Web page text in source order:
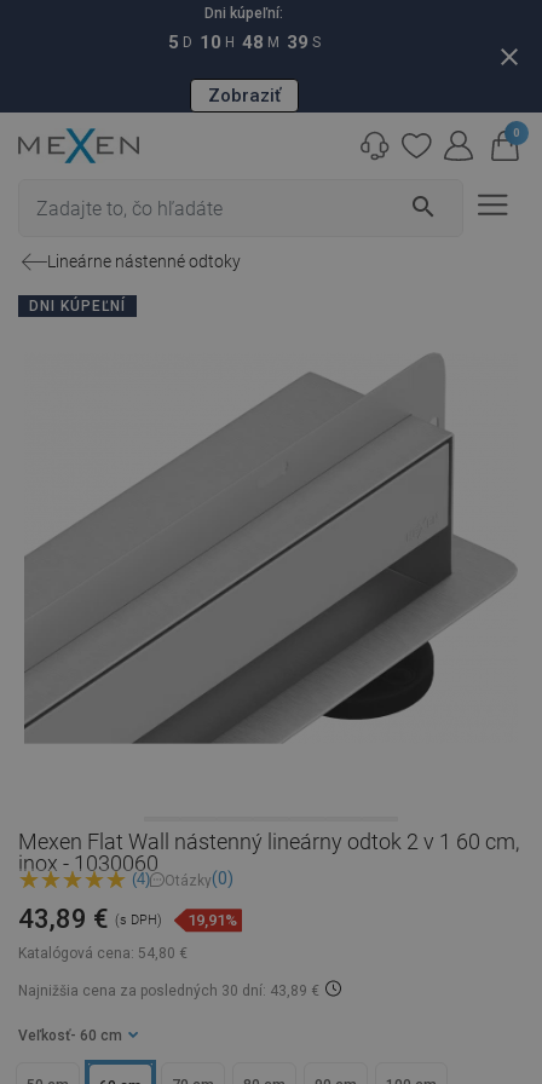
Dni kúpeľní:
5 D 10 H 48 M 38 S
Zobraziť
close
search
0
Lineárne nástenné odtoky
DNI KÚPEĽNÍ
Mexen Flat Wall nástenný lineárny odtok 2 v 1 60 cm,
inox - 1030060
(4) Otázky(0)
Katalógová cena: 54,80 €
43,89 € (s DPH) 19,91%
Najnižšia cena za posledných 30 dní: 43,89 €
Veľkosť - 60 cm